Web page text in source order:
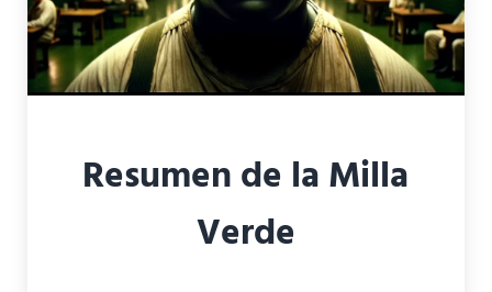
Resumen de la Milla
Verde